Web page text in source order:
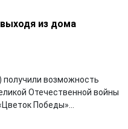
из дома
получили возможность
Отечественной войны
Победы»...